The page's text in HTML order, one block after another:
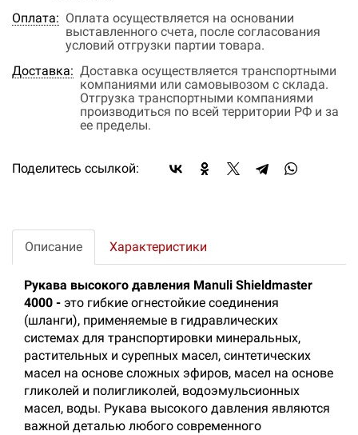
Оплата: Оплата осуществляется на основании
выставленного счета, после согласования
условий отгрузки партии товара.
Доставка: Доставка осуществляется транспортными
компаниями или самовывозом с склада.
Отгрузка транспортными компаниями
производиться по всей территории РФ и за
ее пределы.
Поделитесь ссылкой:
Описание Характеристики
Рукава высокого давления Manuli Shieldmaster
4000 - это гибкие огнестойкие соединения
(шланги), применяемые в гидравлических
системах для транспортировки минеральных,
растительных и сурепных масел, синтетических
масел на основе сложных эфиров, масел на основе
гликолей и полигликолей, водоэмульсионных
масел, воды. Рукава высокого давления являются
важной деталью любого современного